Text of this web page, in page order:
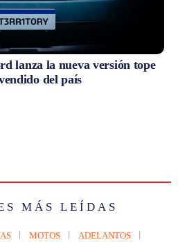
lanza la nueva versión tope
del país
MÁS LEÍDAS
MOTOS ADELANTOS